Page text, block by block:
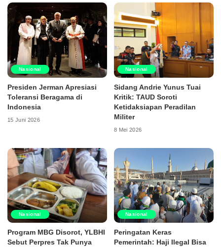
Nasional
Presiden Jerman Apresiasi
Toleransi Beragama di
Indonesia
15 Juni 2026
Nasional
Sidang Andrie Yunus Tuai
Kritik: TAUD Soroti
Ketidaksiapan Peradilan
Militer
8 Mei 2026
Nasional
Program MBG Disorot, YLBHI
Sebut Perpres Tak Punya
Nasional
Peringatan Keras
Pemerintah: Haji Ilegal Bisa